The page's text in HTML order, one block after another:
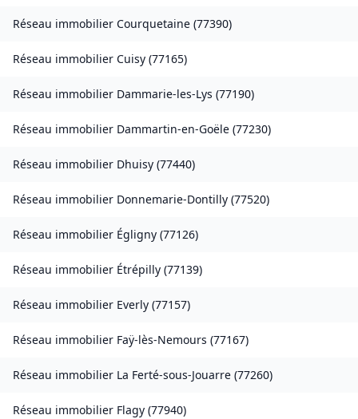
Réseau immobilier Courquetaine (77390)
Réseau immobilier Cuisy (77165)
Réseau immobilier Dammarie-les-Lys (77190)
Réseau immobilier Dammartin-en-Goële (77230)
Réseau immobilier Dhuisy (77440)
Réseau immobilier Donnemarie-Dontilly (77520)
Réseau immobilier Égligny (77126)
Réseau immobilier Étrépilly (77139)
Réseau immobilier Everly (77157)
Réseau immobilier Faÿ-lès-Nemours (77167)
Réseau immobilier La Ferté-sous-Jouarre (77260)
Réseau immobilier Flagy (77940)